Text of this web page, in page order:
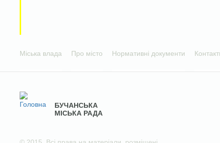
Міська влада Про місто Нормативні документи
БУЧАНСЬКА
МІСЬКА РАДА